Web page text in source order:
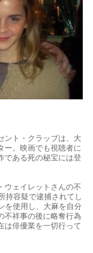
ント・クラッブは、大
ー。映画でも視聴者に
である死の秘宝には登
ウェイレットさんの不
持容疑で逮捕されてし
を使用し、大麻を自分
不祥事の後に略奪行為
は俳優業を一切行って